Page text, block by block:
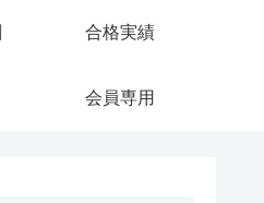
合格実績
会員専用